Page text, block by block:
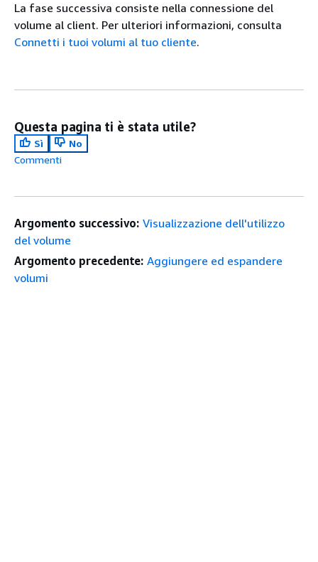
La fase successiva consiste nella connessione del
volume al client. Per ulteriori informazioni, consulta
Connetti i tuoi volumi al tuo cliente.
Questa pagina ti è stata utile?
Sì
No
Commenti
Argomento successivo: Visualizzazione dell'utilizzo
del volume
Argomento precedente: Aggiungere ed espandere
volumi